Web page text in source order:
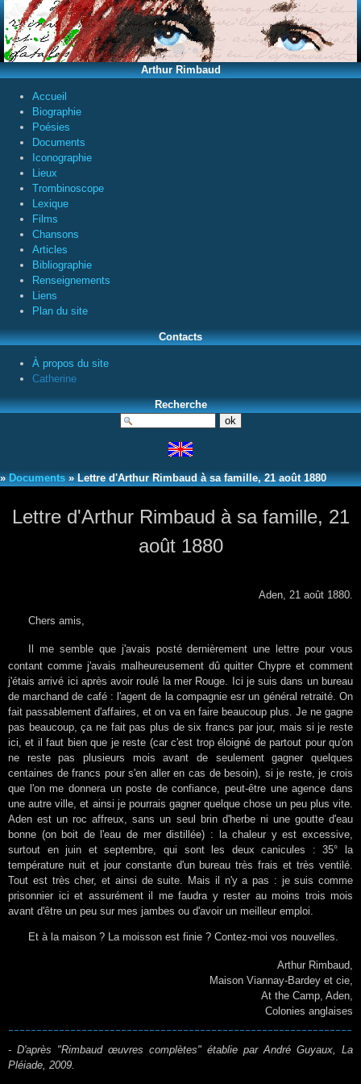
Arthur Rimbaud
Accueil
Biographie
Poésies
Documents
Iconographie
Lieux
Trombinoscope
Lexique
Films
Chansons
Articles
Bibliographie
Renseignements
Liens
Plan du site
Contacts
À propos du site
Catherine
Recherche
»Documents» Lettre d'Arthur Rimbaud à sa famille, 21 août 1880
Lettre d'Arthur Rimbaud à sa famille, 21
août 1880
Aden, 21 août 1880.
Chers amis,
Il me semble que j'avais posté dernièrement une lettre pour vous
contant comme j'avais malheureusement dû quitter Chypre et comment
j'étais arrivé ici après avoir roulé la mer Rouge. Ici je suis dans un bureau
de marchand de café : l'agent de la compagnie esr un général retraité. On
fait passablement d'affaires, et on va en faire beaucoup plus. Je ne gagne
pas beaucoup, ça ne fait pas plus de six francs par jour, mais si je reste
ici, et il faut bien que je reste (car c'est trop éloigné de partout pour qu'on
ne reste pas plusieurs mois avant de seulement gagner quelques
centaines de francs pour s'en aller en cas de besoin), si je reste, je crois
que l'on me donnera un poste de confiance, peut-être une agence dans
une autre ville, et ainsi je pourrais gagner quelque chose un peu plus vite.
Aden est un roc affreux, sans un seul brin d'herbe ni une goutte d'eau
bonne (on boit de l'eau de mer distillée) : la chaleur y est excessive,
surtout en juin et septembre, qui sont les deux canicules : 35° la
température nuit et jour constante d'un bureau très frais et très ventilé.
Tout est très cher, et ainsi de suite. Mais il n'y a pas : je suis comme
prisonnier ici et assurément il me faudra y rester au moins trois mois
avant d'être un peu sur mes jambes ou d'avoir un meilleur emploi.
Et à la maison ? La moisson est finie ? Contez-moi vos nouvelles.
Arthur Rimbaud,
Maison Viannay-Bardey et cie,
At the Camp, Aden,
Colonies anglaises
- D'après "Rimbaud œuvres complètes" établie par André Guyaux, La
Pléiade, 2009.